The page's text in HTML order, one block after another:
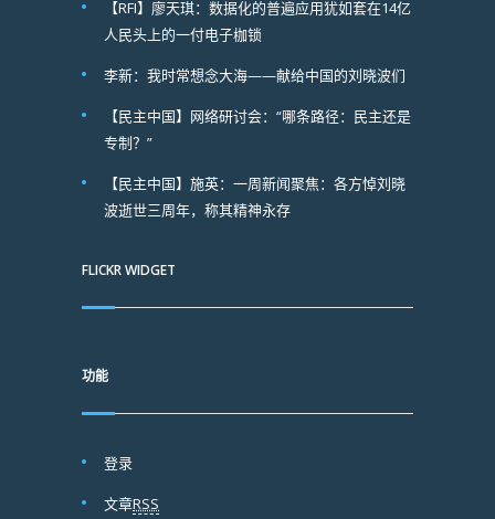
【RFI】廖天琪：数据化的普遍应用犹如套在14亿
人民头上的一付电子枷锁
李新：我时常想念大海——献给中国的刘晓波们
【民主中国】网络研讨会：“哪条路径：民主还是
专制？”
【民主中国】施英：一周新闻聚焦：各方悼刘晓
波逝世三周年，称其精神永存
FLICKR WIDGET
功能
登录
文章RSS